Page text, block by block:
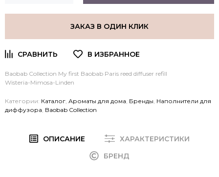
ЗАКАЗ В ОДИН КЛИК
Baobab Collection My first Baobab Paris reed diffuser refill
Wisteria-Mimosa-Linden
Категории: Каталог Ароматы для дома Бренды Наполнители для
диффузора Baobab Collection
ОПИСАНИЕ
ХАРАКТЕРИСТИКИ
БРЕНД